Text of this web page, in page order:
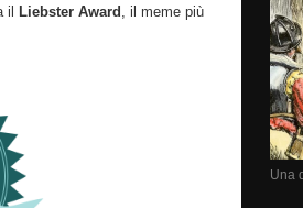
il Liebster Award , il meme più
Una